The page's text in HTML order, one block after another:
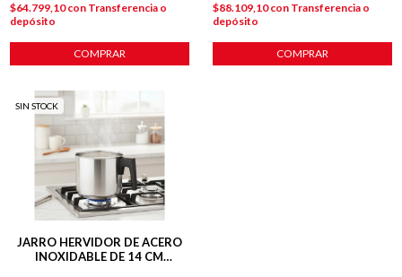
$64.799,10con Transferencia o
depósito
COMPRAR
$88.109,10con Transferencia o
depósito
COMPRAR
SIN STOCK
JARRO HERVIDOR DE ACERO
INOXIDABLE DE 14 CM